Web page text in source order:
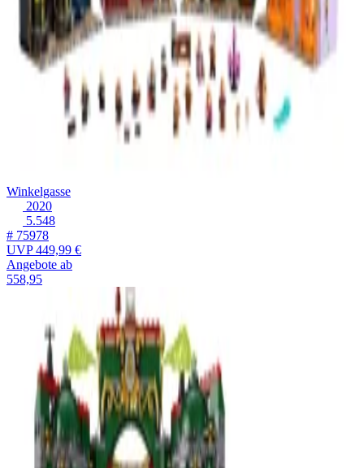
Winkelgasse
2020
5.548
# 75978
UVP449,99 €
Angebote ab
558,95